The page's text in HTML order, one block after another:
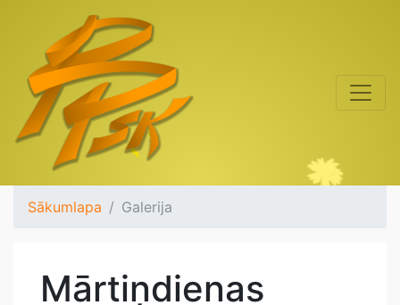
Sākumlapa Galerija
Mārtiņdienas